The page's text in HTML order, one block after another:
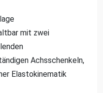
mit zwei
Achsschenkeln,
Elastokinematik